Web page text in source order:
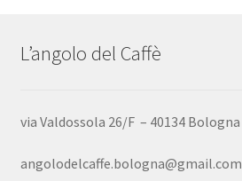
L’angolo del Caffè
via Valdossola 26/F – 40134 Bologna
angolodelcaffe.bologna@gmail.com